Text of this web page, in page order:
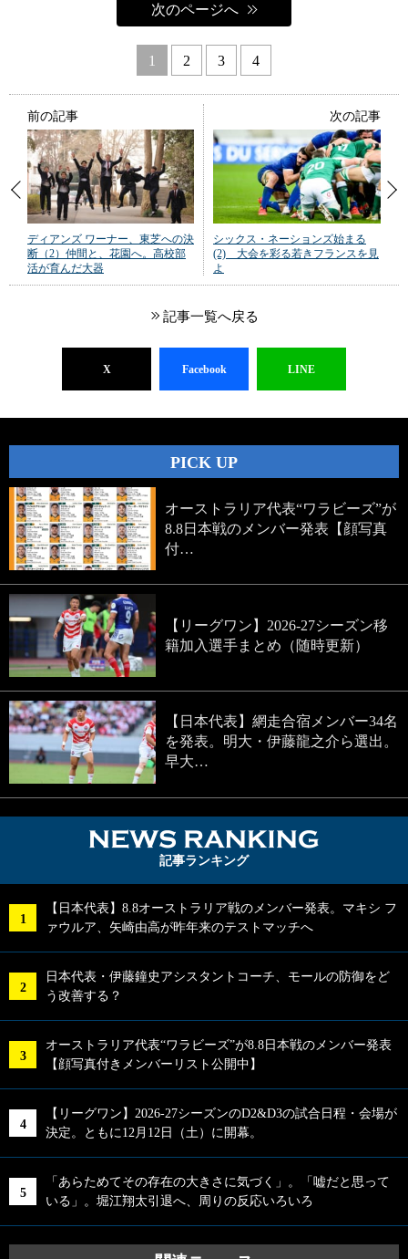
次のページへ
1 2 3 4
前の記事
ディアンズ ワーナー、東芝への決
断（2）仲間と、花園へ。高校部
活が育んだ大器
次の記事
シックス・ネーションズ始まる
(2) 大会を彩る若きフランスを見
よ
記事一覧へ戻る
X Facebook LINE
PICK UP
オーストラリア代表“ワラビーズ”が
8.8日本戦のメンバー発表【顔写真
付…
【リーグワン】2026-27シーズン移
籍加入選手まとめ（随時更新）
【日本代表】網走合宿メンバー34名
を発表。明大・伊藤龍之介ら選出。
早大…
記事ランキング
【日本代表】8.8オーストラリア戦のメンバー発表。マキシ フ
ァウルア、矢崎由高が昨年来のテストマッチへ
日本代表・伊藤鐘史アシスタントコーチ、モールの防御をど
う改善する？
オーストラリア代表“ワラビーズ”が8.8日本戦のメンバー発表
【顔写真付きメンバーリスト公開中】
【リーグワン】2026-27シーズンのD2&D3の試合日程・会場が
決定。ともに12月12日（土）に開幕。
「あらためてその存在の大きさに気づく」。「嘘だと思って
いる」。堀江翔太引退へ、周りの反応いろいろ